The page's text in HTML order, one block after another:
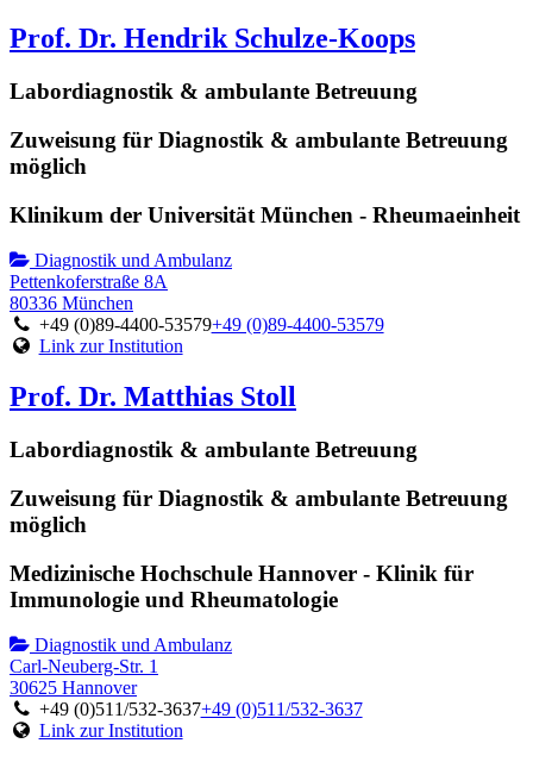
Prof. Dr. Hendrik Schulze-Koops
Labordiagnostik & ambulante Betreuung
Zuweisung für Diagnostik & ambulante Betreuung
möglich
Klinikum der Universität München - Rheumaeinheit
Diagnostik und Ambulanz
Pettenkoferstraße 8A
80336 München
+49 (0)89-4400-53579+49 (0)89-4400-53579
Link zur Institution
Prof. Dr. Matthias Stoll
Labordiagnostik & ambulante Betreuung
Zuweisung für Diagnostik & ambulante Betreuung
möglich
Medizinische Hochschule Hannover - Klinik für
Immunologie und Rheumatologie
Diagnostik und Ambulanz
Carl-Neuberg-Str. 1
30625 Hannover
+49 (0)511/532-3637+49 (0)511/532-3637
Link zur Institution